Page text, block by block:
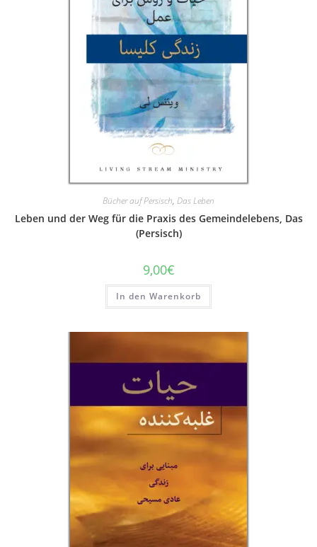
Bücher auf Persisch, Das Leben
Leben und der Weg für die Praxis des Gemeindelebens, Das
(Persisch)
9,00€
In den Warenkorb